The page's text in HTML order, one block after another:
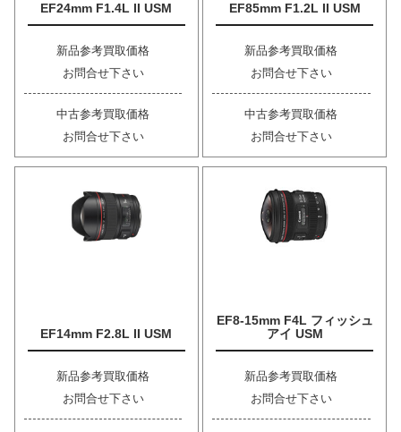
EF24mm F1.4L II USM
新品参考買取価格
お問合せ下さい
中古参考買取価格
お問合せ下さい
EF85mm F1.2L II USM
新品参考買取価格
お問合せ下さい
中古参考買取価格
お問合せ下さい
EF14mm F2.8L II USM
新品参考買取価格
お問合せ下さい
EF8-15mm F4L フィッシュ
アイ USM
新品参考買取価格
お問合せ下さい